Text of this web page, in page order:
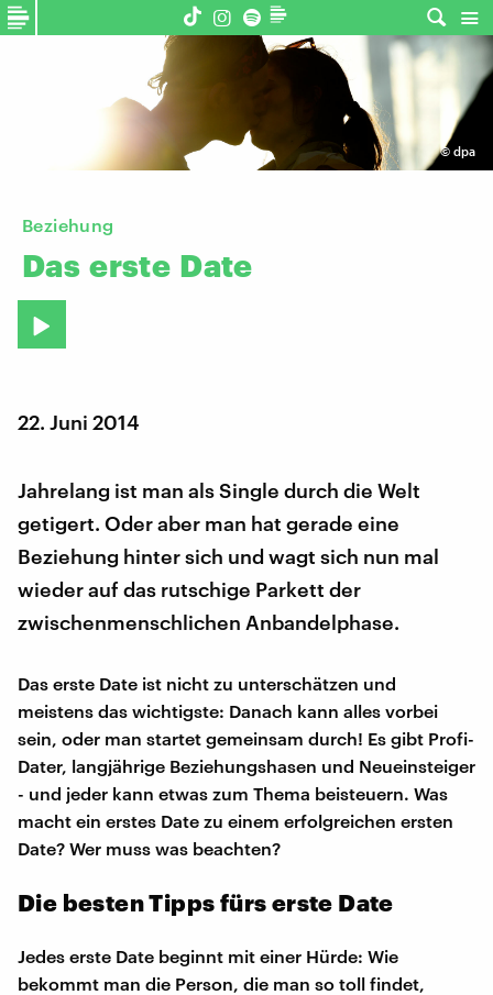
© dpa
Beziehung
Das erste Date
22. Juni 2014
Jahrelang ist man als Single durch die Welt
getigert. Oder aber man hat gerade eine
Beziehung hinter sich und wagt sich nun mal
wieder auf das rutschige Parkett der
zwischenmenschlichen Anbandelphase.
Das erste Date ist nicht zu unterschätzen und
meistens das wichtigste: Danach kann alles vorbei
sein, oder man startet gemeinsam durch! Es gibt Profi-
Dater, langjährige Beziehungshasen und Neueinsteiger
- und jeder kann etwas zum Thema beisteuern. Was
macht ein erstes Date zu einem erfolgreichen ersten
Date? Wer muss was beachten?
Die besten Tipps fürs erste Date
Jedes erste Date beginnt mit einer Hürde: Wie
bekommt man die Person, die man so toll findet,